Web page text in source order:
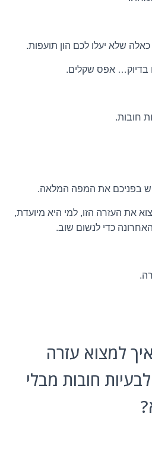
כאלה שלא יעלו לכם הון תועפות.
בדיוק… אפס שקלים.
חובות.
בפניכם את המפה המלאה.
את העזרה הזו, למי היא מיועדת,
כדי לנשום שוב.
למצוא עזרה
חובות מבלי